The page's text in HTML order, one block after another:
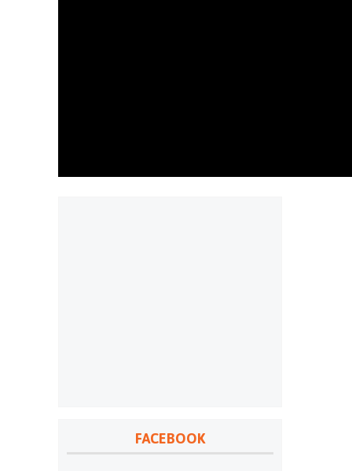
FACEBOOK